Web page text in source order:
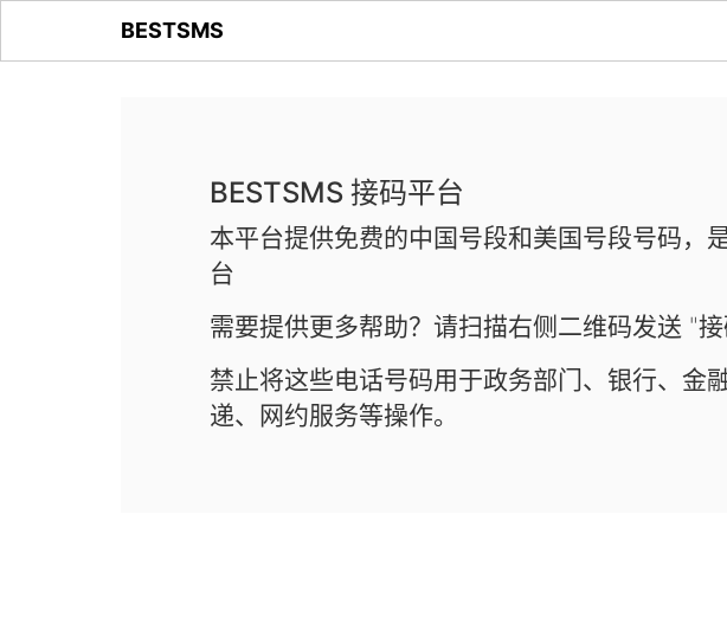
BESTSMS
BESTSMS 接码平台
本平台提供免费的中国号段和美国号段号码，
台
需要提供更多帮助？请扫描右侧二维码发送 "
禁止将这些电话号码用于政务部门、银行、金
递、网约服务等操作。